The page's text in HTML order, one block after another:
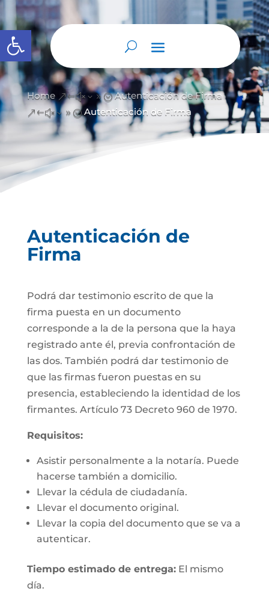
Abrir barra de herramientas
Home &#x39; Autenticación de Firma
&#x39; Autenticación de Firma
Autenticación de
Firma
Podrá dar testimonio escrito de que la
firma puesta en un documento
corresponde a la de la persona que la haya
registrado ante él, previa confrontación de
las dos. También podrá dar testimonio de
que las firmas fueron puestas en su
presencia, estableciendo la identidad de los
firmantes. Artículo 73 Decreto 960 de 1970.
Requisitos:
Asistir personalmente a la notaría. Puede
hacerse también a domicilio.
Llevar la cédula de ciudadanía.
Llevar el documento original.
Llevar la copia del documento que se va a
autenticar.
Tiempo estimado de entrega:El mismo
día.